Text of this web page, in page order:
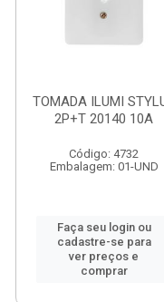
TOMADA ILUMI
2P+T 20140 10A
Código: 4732
Embalagem: 01-UND
Faça seu login ou
cadastre-se para
ver preços e
comprar